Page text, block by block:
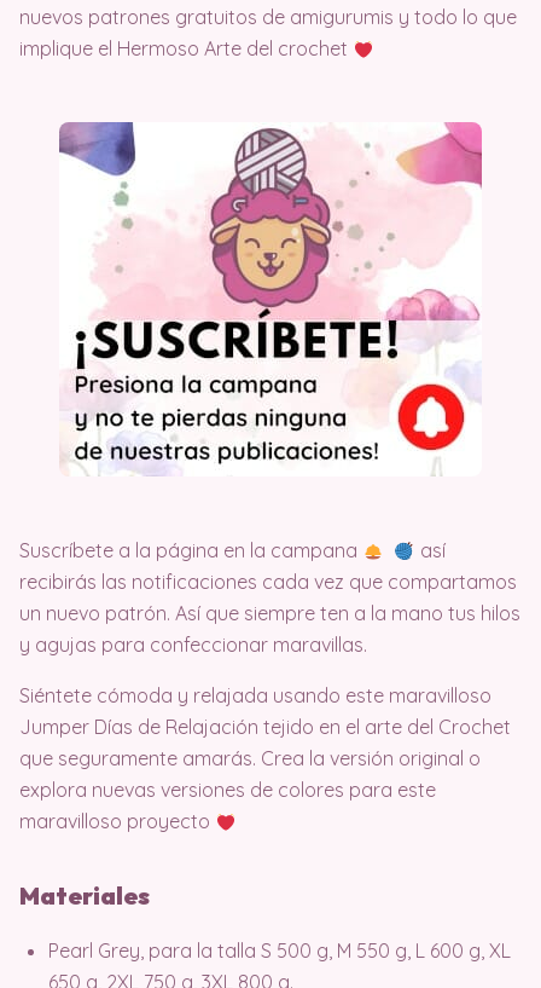
nuevos patrones gratuitos de amigurumis y todo lo que
implique el Hermoso Arte del crochet
Suscríbete a la página en la campana
así
recibirás las notificaciones cada vez que compartamos
un nuevo patrón. Así que siempre ten a la mano tus hilos
y agujas para confeccionar maravillas.
Siéntete cómoda y relajada usando este maravilloso
Jumper Días de Relajación tejido en el arte del Crochet
que seguramente amarás. Crea la versión original o
explora nuevas versiones de colores para este
maravilloso proyecto
Materiales
Pearl Grey, para la talla S 500 g, M 550 g, L 600 g, XL
650 g, 2XL 750 g, 3XL 800 g.